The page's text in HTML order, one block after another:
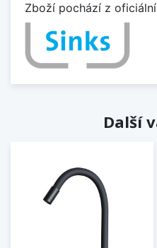
Zboží pochází z
Další